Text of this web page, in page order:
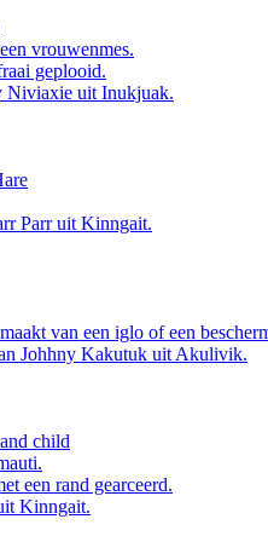
vrouwenmes.
geplooid.
Niviaxie uit Inukjuak.
Parr uit Kinngait.
van een iglo of een
Johhny Kakutuk uit Akulivik.
een rand gearceerd.
Kinngait.